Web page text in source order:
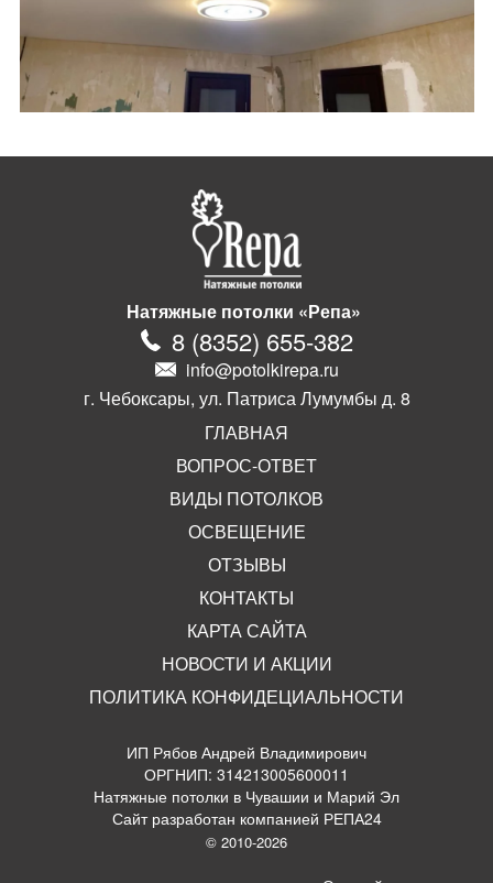
Натяжные потолки «Репа»
8 (8352) 655-382
info@potolkirepa.ru
г. Чебоксары, ул. Патриса Лумумбы д. 8
ГЛАВНАЯ
ВОПРОС-ОТВЕТ
ВИДЫ ПОТОЛКОВ
ОСВЕЩЕНИЕ
ОТЗЫВЫ
КОНТАКТЫ
КАРТА САЙТА
НОВОСТИ И АКЦИИ
ПОЛИТИКА КОНФИДЕЦИАЛЬНОСТИ
ИП Рябов Андрей Владимирович
ОРГНИП: 314213005600011
Натяжные потолки в Чувашии и Марий Эл
Сайт разработан компанией РЕПА24
© 2010-2026